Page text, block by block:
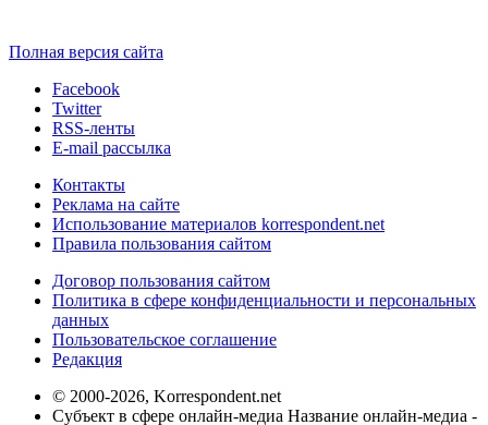
Полная версия сайта
Facebook
Twitter
RSS-ленты
E-mail рассылка
Контакты
Реклама на сайте
Использование материалов korrespondent.net
Правила пользования сайтом
Договор пользования сайтом
Политика в сфере конфиденциальности и персональных
данных
Пользовательское соглашение
Редакция
© 2000-2026, Korrespondent.net
Субъект в сфере онлайн-медиа Название онлайн-медиа -